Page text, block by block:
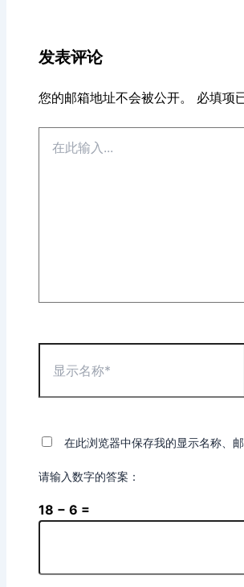
发表评论
您的邮箱地址不会被公开。 必填项
称
在此浏览器中保存我的显示名称、
请输入数字的答案：
18 − 6 =